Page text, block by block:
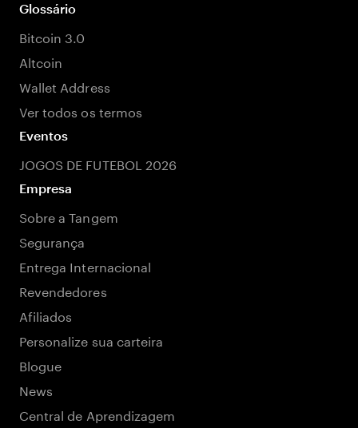
Glossário
Bitcoin 3.0
Altcoin
Wallet Address
Ver todos os termos
Eventos
JOGOS DE FUTEBOL 2026
Empresa
Sobre a Tangem
Segurança
Entrega Internacional
Revendedores
Afiliados
Personalize sua carteira
Blogue
News
Central de Aprendizagem